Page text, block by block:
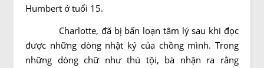
Humbert ở tuổi 15.
Charlotte, đã bị bấn loạn tâm lý sau khi đọc
được những dòng nhật ký của chồng mình. Trong
những dòng chữ như thú tội, bà nhận ra rằng